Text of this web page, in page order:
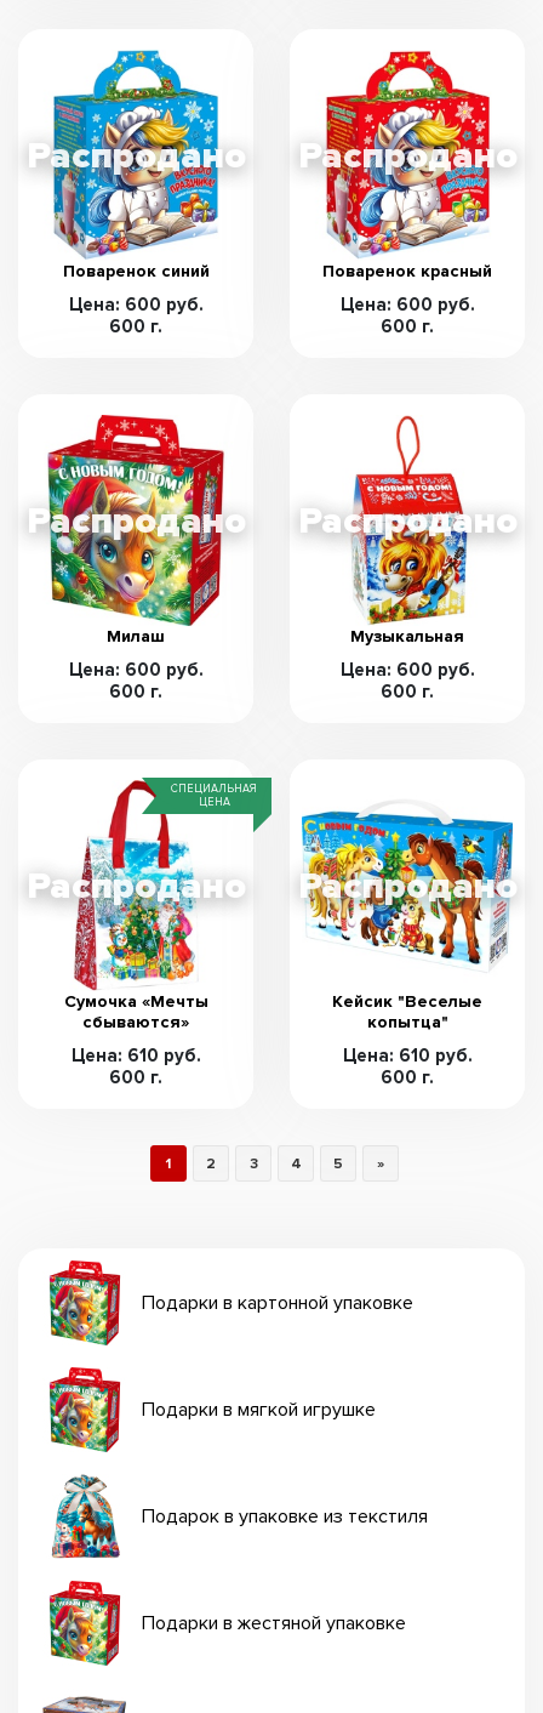
Подарки в картонной упаковке
Подарки в мягкой игрушке
Подарок в упаковке из текстиля
Подарки в жестяной упаковке
Поваренок синий
Цена: 600 руб.
600 г.
Поваренок красный
Цена: 600 руб.
600 г.
Милаш
Цена: 600 руб.
600 г.
Музыкальная
Цена: 600 руб.
600 г.
СПЕЦИАЛЬНАЯ
ЦЕНА
Сумочка «Мечты
сбываются»
Цена: 610 руб.
600 г.
Кейсик "Веселые
копытца"
Цена: 610 руб.
600 г.
1 2 3 4 5 »